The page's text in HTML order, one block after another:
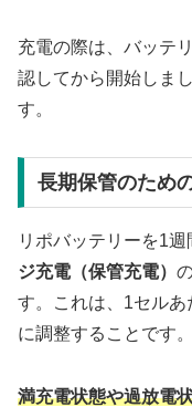
充電の際は、バッテ
認してから開始しま
す。
長期保管のため
リポバッテリーを1週
ジ充電（保管充電）
す。これは、1セルあ
に調整することです。
満充電状態や過放電